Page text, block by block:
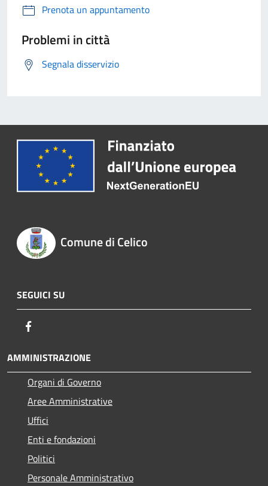
Prenota un appuntamento
Problemi in città
Segnala disservizio
Comune di Celico
SEGUICI SU
AMMINISTRAZIONE
Organi di Governo
Aree Amministrative
Uffici
Enti e fondazioni
Politici
Personale Amministrativo